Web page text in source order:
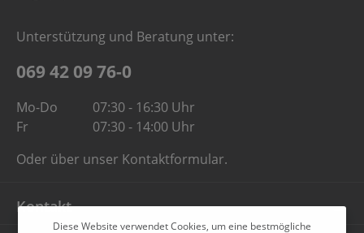
Unterstützung und Beratung unter:
069 42 09 76-0
Mo-Do
07:30 - 16:30 Uhr
Fr
07:30 - 14:00 Uhr
Oder über unser Kontaktformular.
Kontakt
Diese Website verwendet Cookies, um eine bestmögliche